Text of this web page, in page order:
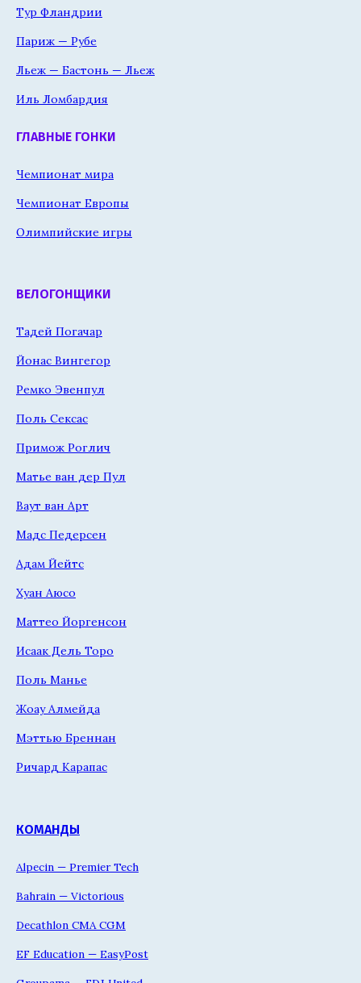
Тур Фландрии
Париж — Рубе
Льеж — Бастонь — Льеж
Иль Ломбардия
ГЛАВНЫЕ ГОНКИ
Чемпионат мира
Чемпионат Европы
Олимпийские игры
ВЕЛОГОНЩИКИ
Тадей Погачар
Йонас Вингегор
Ремко Эвенпул
Поль Сексас
Примож Роглич
Матье ван дер Пул
Ваут ван Арт
Мадс Педерсен
Адам Йейтс
Хуан Аюсо
Маттео Йоргенсон
Исаак Дель Торо
Поль Манье
Жоау Алмейда
Мэттью Бреннан
Ричард Карапас
КОМАНДЫ
Alpecin — Premier Tech
Bahrain — Victorious
Decathlon CMA CGM
EF Education — EasyPost